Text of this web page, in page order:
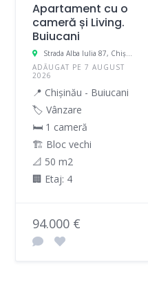
Apartament cu o
cameră și Living.
Buiucani
Strada Alba Iulia 87, Chișinău, Moldova
ADĂUGAT PE 7 AUGUST
2026
📍 Chișinău - Buiucani
🏷️ Vânzare
🛏 1 cameră
🏗️ Bloc vechi
📐 50 m2
🏢 Etaj: 4
94.000 €